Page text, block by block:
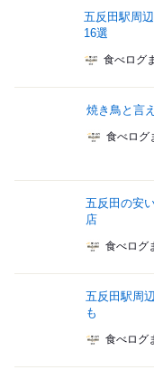
五反田駅周
16選
食べログ
焼き鳥と言
食べログ
五反田の安
店
食べログ
五反田駅周
も
食べログ